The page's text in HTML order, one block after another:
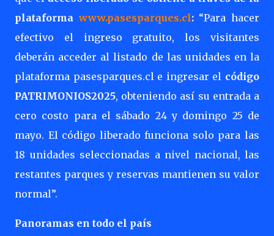
plataformawww.pasesparques.cl: “Para hacer
efectivo el ingreso gratuito, los visitantes
deberán acceder al listado de las unidades en la
plataforma pasesparques.cl e ingresar el código
PATRIMONIOS2025, obteniendo así su entrada a
cero costo para el sábado 24 y domingo 25 de
mayo. El código liberado funciona solo para las
18 unidades seleccionadas a nivel nacional, las
restantes parques y reservas mantienen su valor
normal”.
Panoramas en todo el país